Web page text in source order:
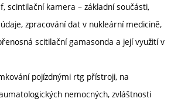
scintilační kamera – základní součásti,
zpracování dat v nukleární medicině,
scitilační gamasonda a její využití v
pojízdnými rtg přístroji, na
nemocných, zvláštnosti